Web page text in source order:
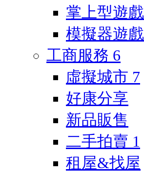
掌上型遊戲
模擬器遊戲
工商服務 6
虛擬城市 7
好康分享
新品販售
二手拍賣 1
租屋&找屋